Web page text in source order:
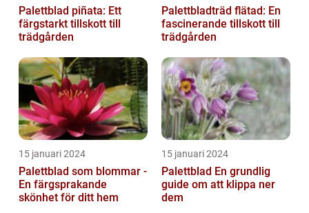
Palettblad piñata: Ett
färgstarkt tillskott till
trädgården
Palettbladträd flätad: En
fascinerande tillskott till
trädgården
15 januari 2024
Palettblad som blommar -
En färgsprakande
skönhet för ditt hem
15 januari 2024
Palettblad En grundlig
guide om att klippa ner
dem